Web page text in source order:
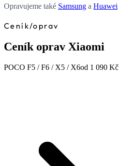
Opravujeme také Samsung a Huawei
Ceník/oprav
Ceník oprav Xiaomi
POCO F5 / F6 / X5 / X6od 1 090 Kč